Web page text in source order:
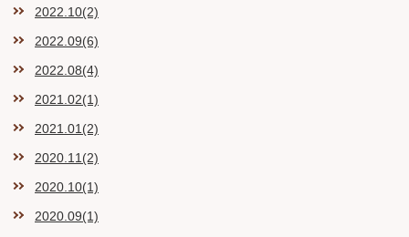
2022.10(2)
2022.09(6)
2022.08(4)
2021.02(1)
2021.01(2)
2020.11(2)
2020.10(1)
2020.09(1)